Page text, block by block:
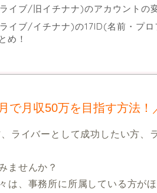
イブ/旧イチナナ)のアカウントの
イブ/イチナナ)の17ID(名前・プロ
め！
で月収50万を目指す方法！
ませんか？
は、事務所に所属している方がほ